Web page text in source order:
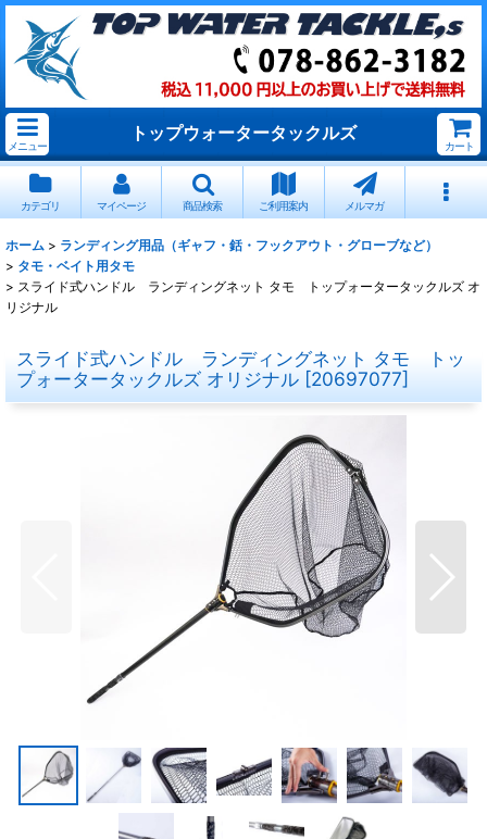
メニュー
トップウォータータックルズ
カート
カテゴリ マイページ 商品検索 ご利用案内 メルマガ
ホーム > ランディング用品（ギャフ・銛・フックアウト・グローブなど）
> タモ・ベイト用タモ
> スライド式ハンドル ランディングネット タモ トップォータータックルズ オ
リジナル
スライド式ハンドル ランディングネット タモ トッ
プォータータックルズ オリジナル [20697077]